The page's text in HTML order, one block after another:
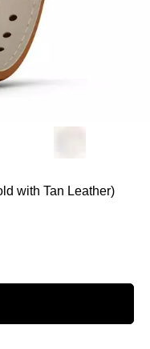
with Tan Leather)